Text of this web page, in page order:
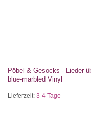
Pöbel & Gesocks - Lieder
blue-marbled Vinyl
Lieferzeit: 3-4 Tage